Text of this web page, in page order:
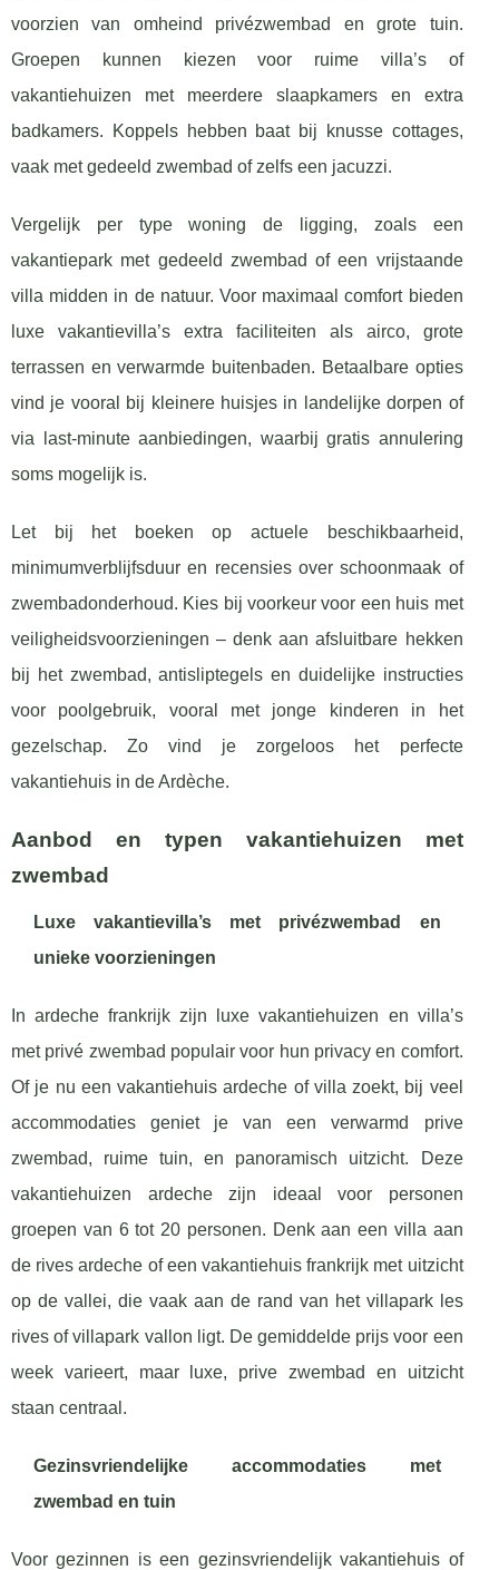
voorzien van omheind privézwembad en grote tuin.
Groepen kunnen kiezen voor ruime villa’s of
vakantiehuizen met meerdere slaapkamers en extra
badkamers. Koppels hebben baat bij knusse cottages,
vaak met gedeeld zwembad of zelfs een jacuzzi.
Vergelijk per type woning de ligging, zoals een
vakantiepark met gedeeld zwembad of een vrijstaande
villa midden in de natuur. Voor maximaal comfort bieden
luxe vakantievilla’s extra faciliteiten als airco, grote
terrassen en verwarmde buitenbaden. Betaalbare opties
vind je vooral bij kleinere huisjes in landelijke dorpen of
via last-minute aanbiedingen, waarbij gratis annulering
soms mogelijk is.
Let bij het boeken op actuele beschikbaarheid,
minimumverblijfsduur en recensies over schoonmaak of
zwembadonderhoud. Kies bij voorkeur voor een huis met
veiligheidsvoorzieningen – denk aan afsluitbare hekken
bij het zwembad, antisliptegels en duidelijke instructies
voor poolgebruik, vooral met jonge kinderen in het
gezelschap. Zo vind je zorgeloos het perfecte
vakantiehuis in de Ardèche.
Aanbod en typen vakantiehuizen met
zwembad
Luxe vakantievilla’s met privézwembad en
unieke voorzieningen
In ardeche frankrijk zijn luxe vakantiehuizen en villa’s
met privé zwembad populair voor hun privacy en comfort.
Of je nu een vakantiehuis ardeche of villa zoekt, bij veel
accommodaties geniet je van een verwarmd prive
zwembad, ruime tuin, en panoramisch uitzicht. Deze
vakantiehuizen ardeche zijn ideaal voor personen
groepen van 6 tot 20 personen. Denk aan een villa aan
de rives ardeche of een vakantiehuis frankrijk met uitzicht
op de vallei, die vaak aan de rand van het villapark les
rives of villapark vallon ligt. De gemiddelde prijs voor een
week varieert, maar luxe, prive zwembad en uitzicht
staan centraal.
Gezinsvriendelijke accommodaties met
zwembad en tuin
Voor gezinnen is een gezinsvriendelijk vakantiehuis of